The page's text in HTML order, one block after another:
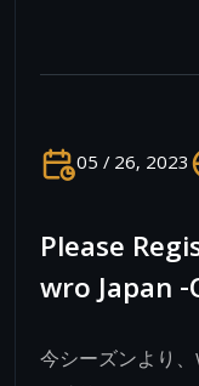
05 / 26, 2023
Please
wro Japan -
今シーズンより、